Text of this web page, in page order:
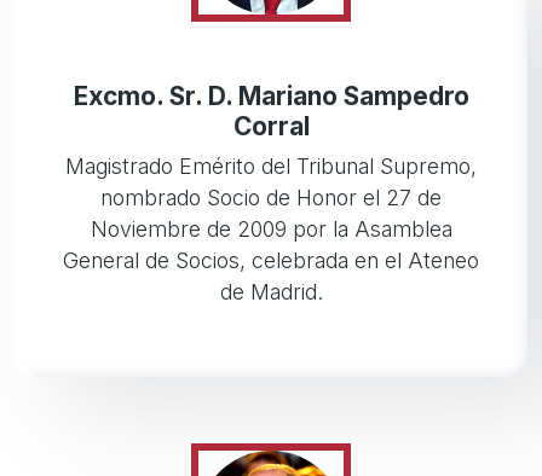
Excmo. Sr. D. Mariano Sampedro
Corral
Magistrado Emérito del Tribunal Supremo,
nombrado Socio de Honor el 27 de
Noviembre de 2009 por la Asamblea
General de Socios, celebrada en el Ateneo
de Madrid.